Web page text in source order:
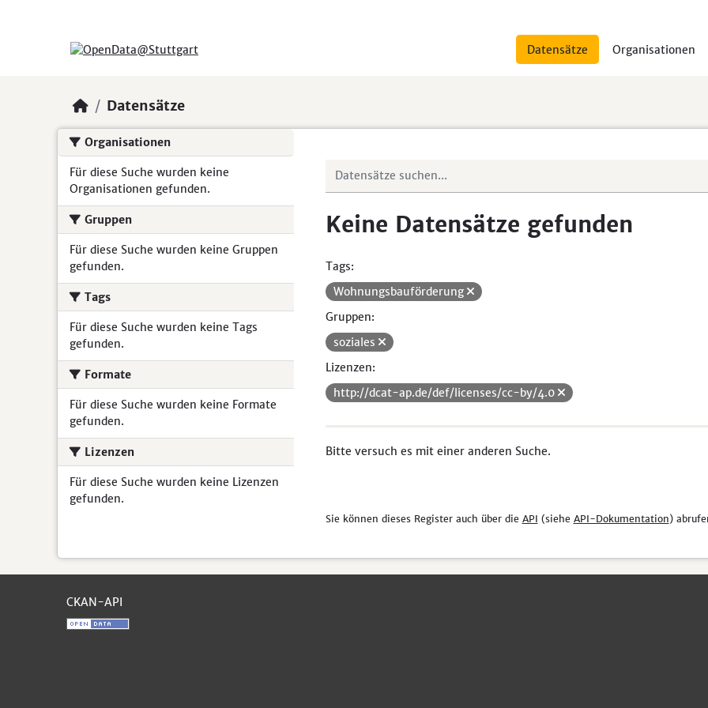
Datensätze Organisationen
Datensätze
Organisationen
Für diese Suche wurden keine
Organisationen gefunden.
Gruppen
Für diese Suche wurden keine Gruppen
gefunden.
Tags
Für diese Suche wurden keine Tags
gefunden.
Formate
Für diese Suche wurden keine Formate
gefunden.
Lizenzen
Für diese Suche wurden keine Lizenzen
gefunden.
Keine Datensätze gefunden
Tags:
Wohnungsbauförderung
Gruppen:
soziales
Lizenzen:
http://dcat-ap.de/def/licenses/cc-by/4.0
Bitte versuch es mit einer anderen Suche.
Sie können dieses Register auch über die API (siehe API-Dokumentation)
CKAN-API